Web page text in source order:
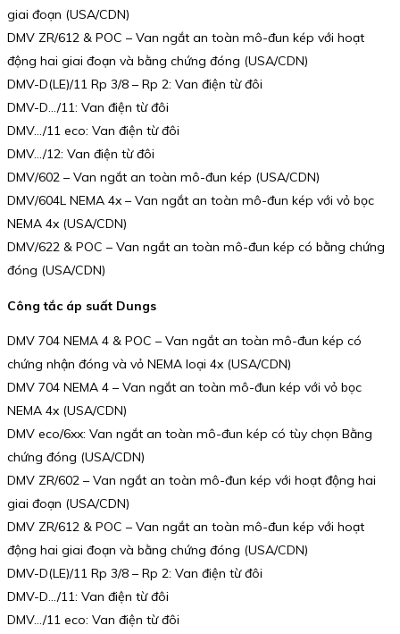
giai đoạn (USA/CDN)
DMV ZR/612 & POC – Van ngắt an toàn mô-đun kép với hoạt
động hai giai đoạn và bằng chứng đóng (USA/CDN)
DMV-D(LE)/11 Rp 3/8 – Rp 2: Van điện từ đôi
DMV-D…/11: Van điện từ đôi
DMV…/11 eco: Van điện từ đôi
DMV…/12: Van điện từ đôi
DMV/602 – Van ngắt an toàn mô-đun kép (USA/CDN)
DMV/604L NEMA 4x – Van ngắt an toàn mô-đun kép với vỏ bọc
NEMA 4x (USA/CDN)
DMV/622 & POC – Van ngắt an toàn mô-đun kép có bằng chứng
đóng (USA/CDN)
Công tắc áp suất Dungs
DMV 704 NEMA 4 & POC – Van ngắt an toàn mô-đun kép có
chứng nhận đóng và vỏ NEMA loại 4x (USA/CDN)
DMV 704 NEMA 4 – Van ngắt an toàn mô-đun kép với vỏ bọc
NEMA 4x (USA/CDN)
DMV eco/6xx: Van ngắt an toàn mô-đun kép có tùy chọn Bằng
chứng đóng (USA/CDN)
DMV ZR/602 – Van ngắt an toàn mô-đun kép với hoạt động hai
giai đoạn (USA/CDN)
DMV ZR/612 & POC – Van ngắt an toàn mô-đun kép với hoạt
động hai giai đoạn và bằng chứng đóng (USA/CDN)
DMV-D(LE)/11 Rp 3/8 – Rp 2: Van điện từ đôi
DMV-D…/11: Van điện từ đôi
DMV…/11 eco: Van điện từ đôi